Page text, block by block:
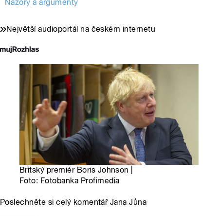
Názory a argumenty
Největší audioportál na českém internetu
Britský premiér Boris Johnson |
Foto: Fotobanka Profimedia
Poslechněte si celý komentář Jana Jůna